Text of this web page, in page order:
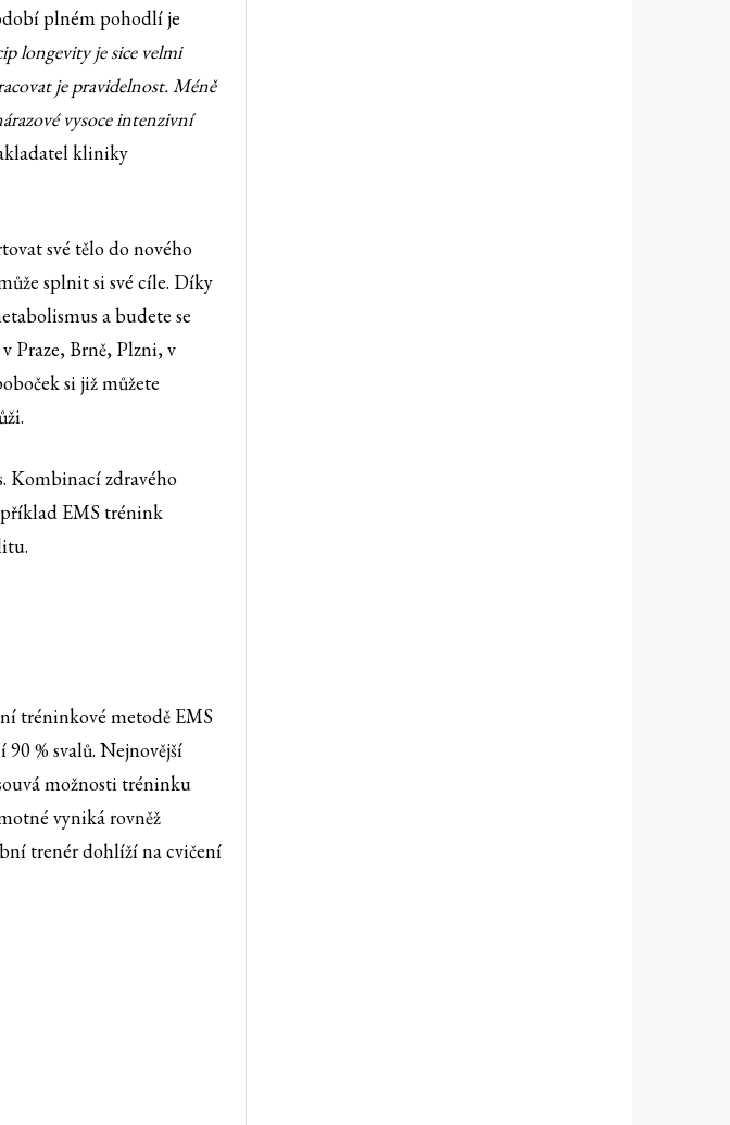
plném pohodlí je
longevity je sice velmi
je pravidelnost. Méně
vysoce intenzivní
kliniky
své tělo do nového
splnit si své cíle. Díky
a budete se
Praze, Brně, Plzni, v
si již můžete
Kombinací zdravého
EMS trénink
tréninkové metodě EMS
% svalů. Nejnovější
možnosti tréninku
vyniká rovněž
trenér dohlíží na cvičení